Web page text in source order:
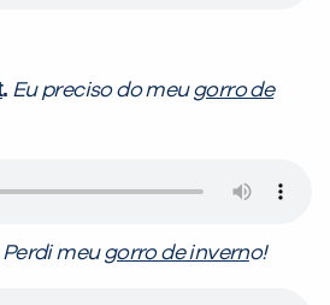
. Eu preciso do meugorro de
Perdi meugorro de inverno!